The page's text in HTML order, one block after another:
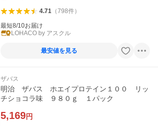
4.71（798件）
最短8/10お届け
LOHACO by アスクル
最安値を見る
ザバス
明治 ザバス ホエイプロテイン１００ リッ
チショコラ味 ９８０ｇ １パック
5,169円